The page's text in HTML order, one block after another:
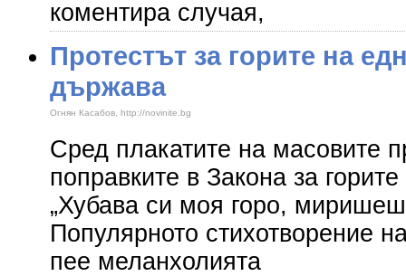
коментира случая,
Протестът за горите на
държава
Огнян Касабов, http://novinite.bg
Сред плакатите на масовите
поправките в Закона за
„Хубава си моя горо,
Популярното стихотворение
пее меланхолията